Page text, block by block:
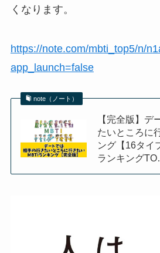
くなります。
https://note.com/mbti_top5/n/
app_launch=false
note（ノート）
【完全版】デ
たいところに
ング【16タイ
ランキング